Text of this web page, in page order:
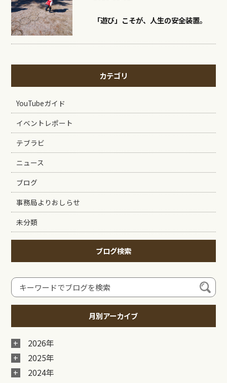
「遊び」こそが、人生の安全装置。
カテゴリ
YouTubeガイド
イベントレポート
テブラビ
ニュース
ブログ
事務局よりおしらせ
未分類
ブログ検索
月別アーカイブ
2026年
2025年
2024年